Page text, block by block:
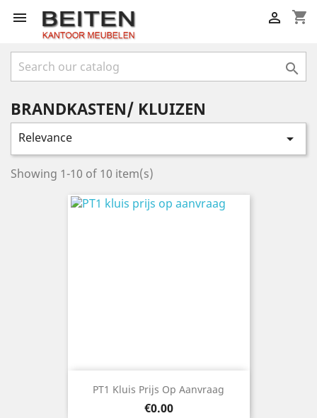
 shopping_cart


BRANDKASTEN/ KLUIZEN
Relevance 
Showing 1-10 of 10 item(s)
PT1 Kluis Prijs Op Aanvraag
Price
€0.00